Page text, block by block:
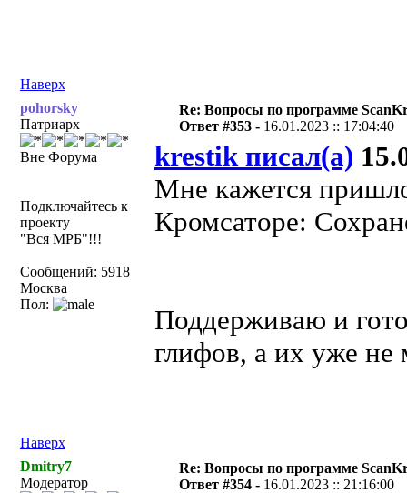
Наверх
pohorsky
Патриарх
Вне Форума
Подключайтесь к
проекту
"Вся МРБ"!!!
Сообщений: 5918
Москва
Пол:
Re: Вопросы по программе
Ответ #353 - 16.01.2023 :: 17:04:40
krestik писал(а)
Мне кажется
Кромсаторе:
Поддерживаю и
глифов, а их уже не
Наверх
Dmitry7
Модератор
Re: Вопросы по программе
Ответ #354 - 16.01.2023 :: 21:16:00